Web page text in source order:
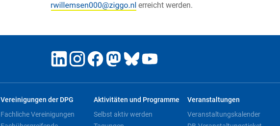
erreicht werden.
Vereinigungen der DPG
Fachliche Vereinigungen
Aktivitäten und Programme
Selbst aktiv werden
Veranstaltungen
Veranstaltungskalender